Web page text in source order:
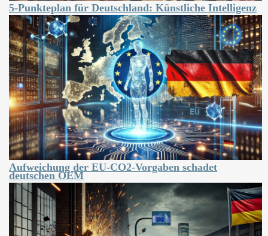
5-Punkteplan für Deutschland: Künstliche Intelligenz
Aufweichung der EU-CO2-Vorgaben schadet
deutschen OEM